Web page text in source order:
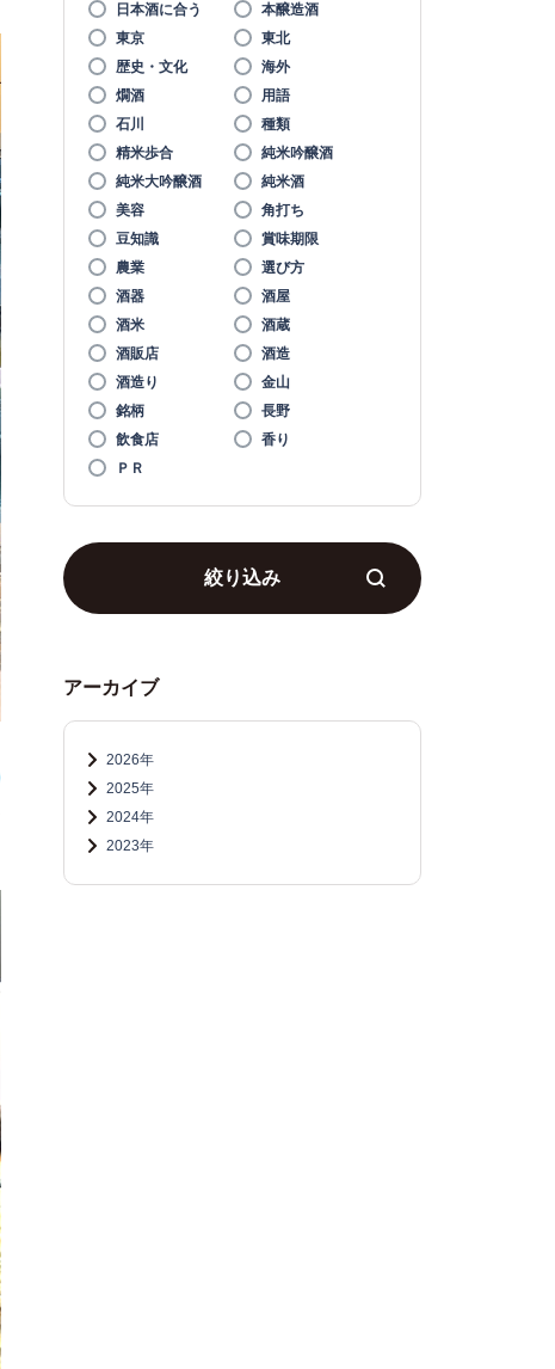
日本酒に合う
本醸造酒
東京
東北
歴史・文化
海外
燗酒
用語
石川
種類
精米歩合
純米吟醸酒
純米大吟醸酒
純米酒
美容
角打ち
豆知識
賞味期限
農業
選び方
酒器
酒屋
酒米
酒蔵
酒販店
酒造
酒造り
金山
銘柄
長野
飲食店
香り
ＰＲ
絞り込み
アーカイブ
2026年
2025年
2024年
2023年